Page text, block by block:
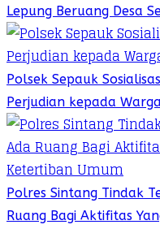
Lepung Beruang Desa
Polsek Sepauk
Perjudian kepada
Polres Sintang Tindak
Ruang Bagi Aktifitas